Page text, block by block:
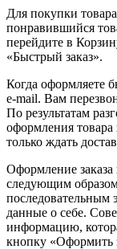
Для покупки
понравившийся
перейдите в
«Быстрый заказ».
Когда оформляете
e-mail. Вам
По результатам
оформления
только ждать
Оформление
следующим
последовательным
данные о себе.
информацию,
кнопку «Оформить